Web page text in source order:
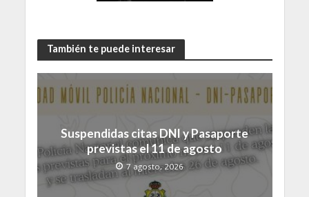
También te puede interesar
Suspendidas citas DNI y Pasaporte
previstas el 11 de agosto
7 agosto, 2026